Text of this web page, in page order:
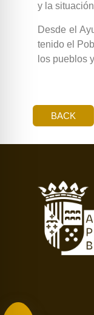
y la
Desde el
tenido el
los pueblos
BACK